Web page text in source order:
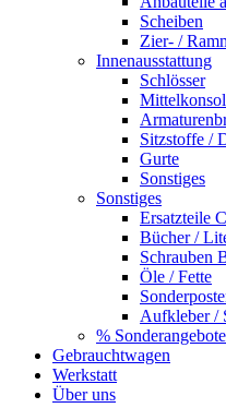
Scheiben
Zier- /
Innenausstattung
Schlösser
Sitzstoffe /
Gurte
Sonstiges
Sonstiges
Ersatzteile
Bücher /
Schrauben
Öle / Fette
Aufkleber /
%
Gebrauchtwagen
Werkstatt
Über uns